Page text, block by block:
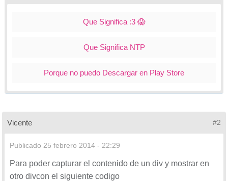
Que Significa :3 😱
Que Significa NTP
Porque no puedo Descargar en Play Store
Vicente #2
Publicado 25 febrero 2014 - 22:29
Para poder capturar el contenido de un div y mostrar en
otro divcon el siguiente codigo